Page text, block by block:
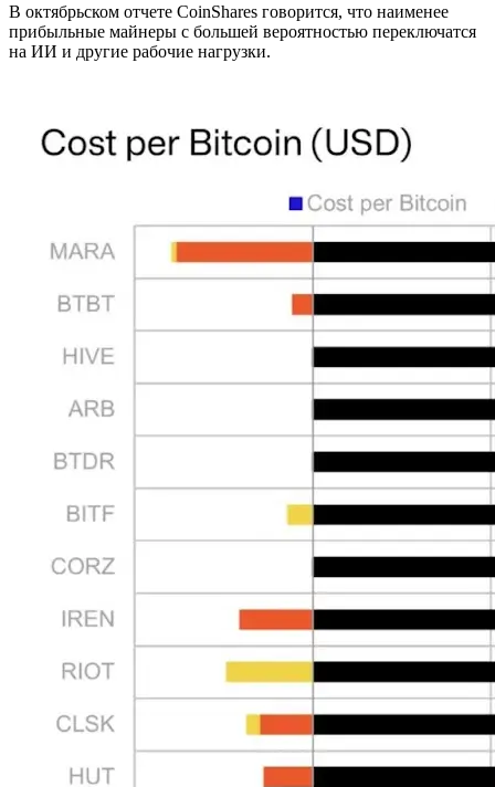
В октябрьском отчете CoinShares говорится, что наименее
прибыльные майнеры с большей вероятностью переключатся
на ИИ и другие рабочие нагрузки.